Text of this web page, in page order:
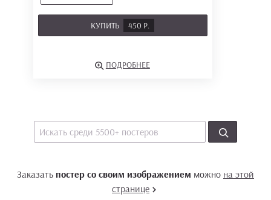
КУПИТЬ 450 Р.
ПОДРОБНЕЕ
Заказать постер со своим изображением можно на этой
странице